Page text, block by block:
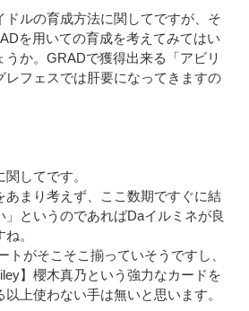
ドルの育成方法に関してですが、そ
を用いての育成を考えてみてはい
うか。GRADで獲得出来る「アビリ
レフェスでは肝要になってきますの
してです。
あまり考えず、ここ数期ですぐに結
」というのであればDaイルミネが良
。
トがそこそこ揃っていそうですし、
】櫻木真乃という強力なカードを
以上使わない手は無いと思います。